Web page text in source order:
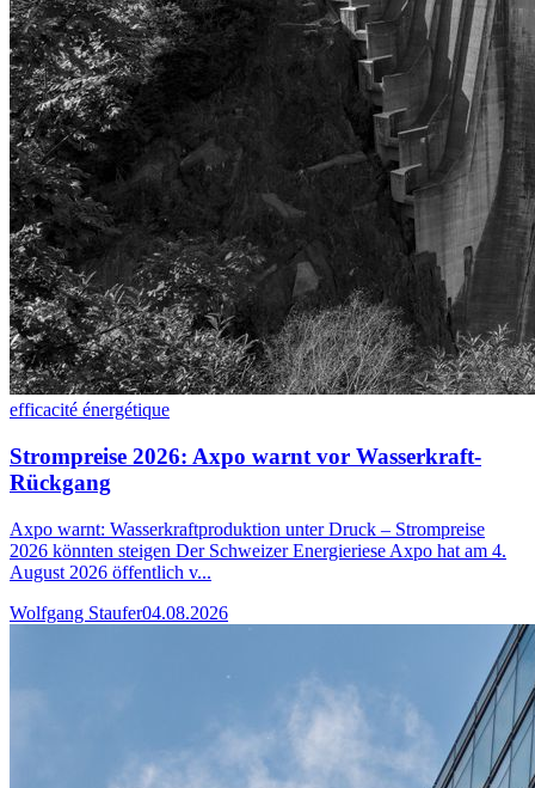
efficacité énergétique
Strompreise 2026: Axpo warnt vor Wasserkraft-
Rückgang
Axpo warnt: Wasserkraftproduktion unter Druck – Strompreise
2026 könnten steigen Der Schweizer Energieriese Axpo hat am 4.
August 2026 öffentlich v...
Wolfgang Staufer04.08.2026